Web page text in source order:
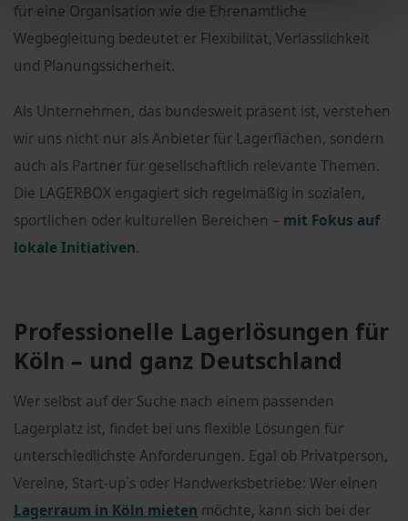
für eine Organisation wie die Ehrenamtliche
Wegbegleitung bedeutet er Flexibilität, Verlässlichkeit
und Planungssicherheit.
Als Unternehmen, das bundesweit präsent ist, verstehen
wir uns nicht nur als Anbieter für Lagerflächen, sondern
auch als Partner für gesellschaftlich relevante Themen.
Die LAGERBOX engagiert sich regelmäßig in sozialen,
sportlichen oder kulturellen Bereichen – mit Fokus auf
lokale Initiativen.
Professionelle Lagerlösungen für
Köln – und ganz Deutschland
Wer selbst auf der Suche nach einem passenden
Lagerplatz ist, findet bei uns flexible Lösungen für
unterschiedlichste Anforderungen. Egal ob Privatperson,
Vereine, Start-up`s oder Handwerksbetriebe: Wer einen
Lagerraum in Köln mieten möchte, kann sich bei der